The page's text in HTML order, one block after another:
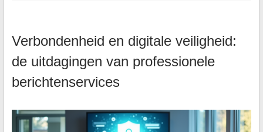
Verbondenheid en digitale veiligheid:
de uitdagingen van professionele
berichtenservices